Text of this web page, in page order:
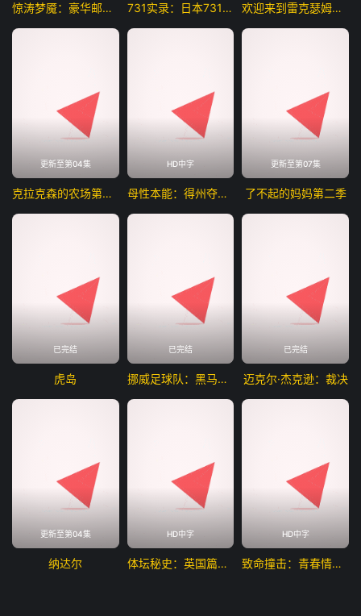
惊涛梦魇：豪华邮轮沉没事件 731实录：日本731部队新罪证披露 欢迎来到雷克瑟姆第五季
更新至第04集
克拉克森的农场第五季
HD中字
母性本能：得州夺胎案
更新至第07集
了不起的妈妈第二季
已完结
虎岛
已完结
挪威足球队：黑马之路
已完结
迈克尔·杰克逊：裁决
更新至第04集
纳达尔
HD中字
体坛秘史：英国篇：利物浦的伊斯坦布尔奇迹
HD中字
致命撞击：青春情杀案